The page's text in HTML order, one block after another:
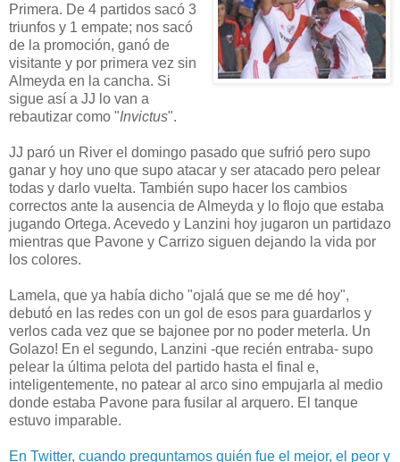
Primera. De 4 partidos sacó 3
triunfos y 1 empate; nos sacó
de la promoción, ganó de
visitante y por primera vez sin
Almeyda en la cancha. Si
sigue así a JJ lo van a
rebautizar como "Invictus".
JJ paró un River el domingo pasado que sufrió pero supo
ganar y hoy uno que supo atacar y ser atacado pero pelear
todas y darlo vuelta. También supo hacer los cambios
correctos ante la ausencia de Almeyda y lo flojo que estaba
jugando Ortega. Acevedo y Lanzini hoy jugaron un partidazo
mientras que Pavone y Carrizo siguen dejando la vida por
los colores.
Lamela, que ya había dicho "ojalá que se me dé hoy",
debutó en las redes con un gol de esos para guardarlos y
verlos cada vez que se bajonee por no poder meterla. Un
Golazo! En el segundo, Lanzini -que recién entraba- supo
pelear la última pelota del partido hasta el final e,
inteligentemente, no patear al arco sino empujarla al medio
donde estaba Pavone para fusilar al arquero. El tanque
estuvo imparable.
En Twitter, cuando preguntamos quién fue el mejor, el peor y